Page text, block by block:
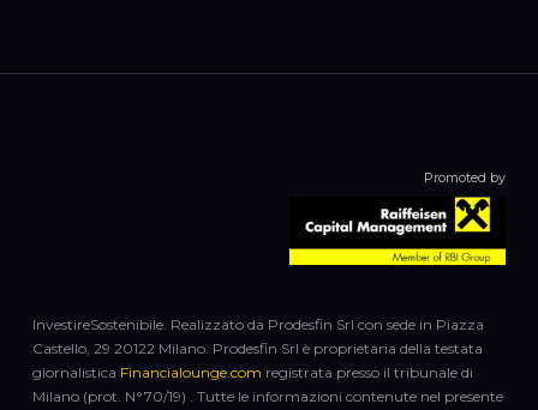
Promoted by
InvestireSostenibile. Realizzato da Prodesfin Srl con sede in Piazza
Castello, 29 20122 Milano. Prodesfin Srl è proprietaria della testata
giornalistica Financialounge.com registrata presso il tribunale di
Milano (prot. N°70/19) . Tutte le informazioni contenute nel presente